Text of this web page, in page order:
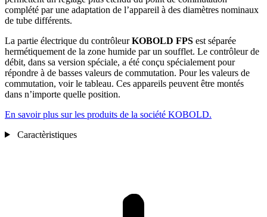
complété par une adaptation de l’appareil à des diamètres nominaux
de tube différents.
La partie électrique du contrôleurKOBOLD FPS est séparée
hermétiquement de la zone humide par un soufflet. Le contrôleur de
débit, dans sa version spéciale, a été conçu spécialement pour
répondre à de basses valeurs de commutation. Pour les valeurs de
commutation, voir le tableau. Ces appareils peuvent être montés
dans n’importe quelle position.
En savoir plus sur les produits de la société KOBOLD.
Caractèristiques